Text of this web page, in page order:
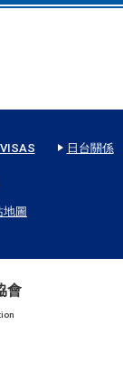
日台關係
地圖
會